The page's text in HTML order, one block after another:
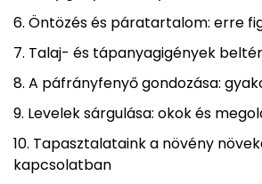
Öntözés és páratartalom: erre
Talaj- és tápanyagigények
A páfrányfenyő gondozása:
Levelek sárgulása: okok és
Tapasztalataink a növény
kapcsolatban